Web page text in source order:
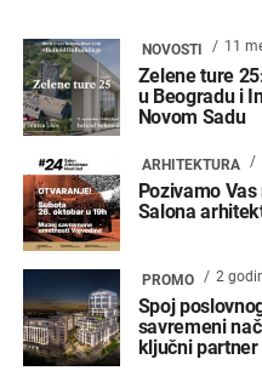
NOVOSTI 11
Zelene ture
u Beogradu i
Novom Sadu
ARHITEKTURA
Pozivamo
Salona
PROMO 2
Spoj
savremeni
ključni